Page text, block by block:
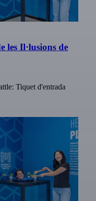
les Il·lusions de
Tiquet d'entrada